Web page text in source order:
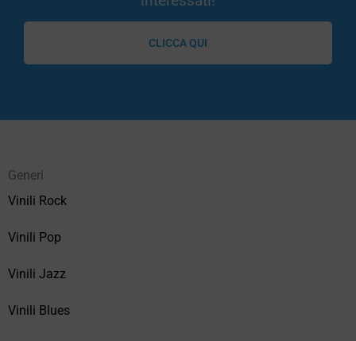
CLICCA QUI
Generi
Vinili Rock
Vinili Pop
Vinili Jazz
Vinili Blues